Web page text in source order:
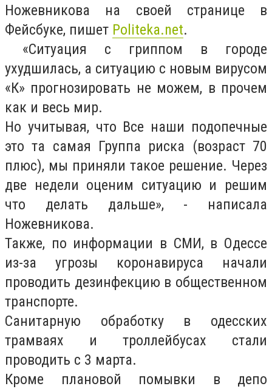
Ножевникова на своей странице в
Фейсбуке, пишет Politeka.net.
«Ситуация с гриппом в городе
ухудшилась, а ситуацию с новым вирусом
«К» прогнозировать не можем, в прочем
как и весь мир.
Но учитывая, что Все наши подопечные
это та самая Группа риска (возраст 70
плюс), мы приняли такое решение. Через
две недели оценим ситуацию и решим
что делать дальше», - написала
Ножевникова.
Также, по информации в СМИ, в Одессе
из-за угрозы коронавируса начали
проводить дезинфекцию в общественном
транспорте.
Санитарную обработку в одесских
трамваях и троллейбусах стали
проводить с 3 марта.
Кроме плановой помывки в депо